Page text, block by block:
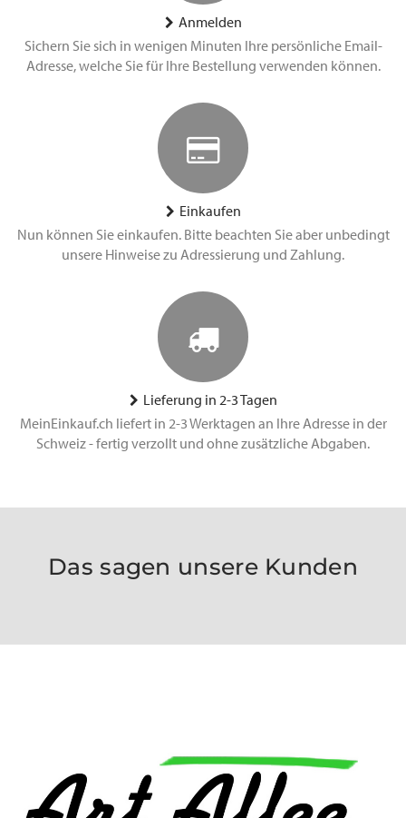
Anmelden
Sichern Sie sich in wenigen Minuten Ihre persönliche Email-
Adresse, welche Sie für Ihre Bestellung verwenden können.
Einkaufen
Nun können Sie einkaufen. Bitte beachten Sie aber unbedingt
unsere Hinweise zu Adressierung und Zahlung.
Lieferung in 2-3 Tagen
MeinEinkauf.ch liefert in 2-3 Werktagen an Ihre Adresse in der
Schweiz - fertig verzollt und ohne zusätzliche Abgaben.
Das sagen unsere Kunden